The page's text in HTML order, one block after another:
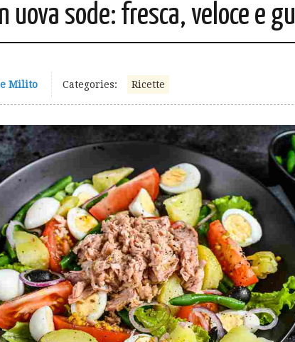
uova sode: fresca, veloce e
Milito Categories: Ricette